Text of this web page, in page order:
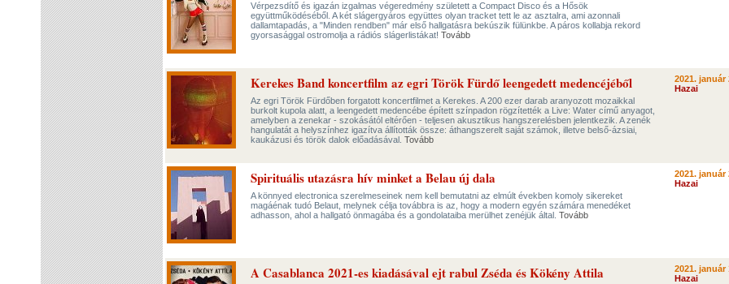
Vérpezsdítő és igazán izgalmas végeredmény született a Compact Disco és a Hősök
együttműködéséből. A két slágergyáros együttes olyan tracket tett le az asztalra, ami azonnali
dallamtapadás, a "Minden rendben" már első hallgatásra bekúszik fülünkbe. A páros kollabja rekord
gyorsasággal ostromolja a rádiós slágerlistákat! Tovább
Kerekes Band koncertfilm az egri Török Fürdő leengedett medencéjéből
Az egri Török Fürdőben forgatott koncertfilmet a Kerekes. A 200 ezer darab aranyozott mozaikkal
burkolt kupola alatt, a leengedett medencébe épített színpadon rögzítették a Live: Water című anyagot,
amelyben a zenekar - szokásától eltérően - teljesen akusztikus hangszerelésben jelentkezik. A zenék
hangulatát a helyszínhez igazítva állították össze: áthangszerelt saját számok, illetve belső-ázsiai,
kaukázusi és török dalok előadásával. Tovább
2021. január
Hazai
Spirituális utazásra hív minket a Belau új dala
A könnyed electronica szerelmeseinek nem kell bemutatni az elmúlt években komoly sikereket
magáénak tudó Belaut, melynek célja továbbra is az, hogy a modern egyén számára menedéket
adhasson, ahol a hallgató önmagába és a gondolataiba merülhet zenéjük által. Tovább
2021. január
Hazai
A Casablanca 2021-es kiadásával ejt rabul Zséda és Kökény Attila
2021. január
Hazai